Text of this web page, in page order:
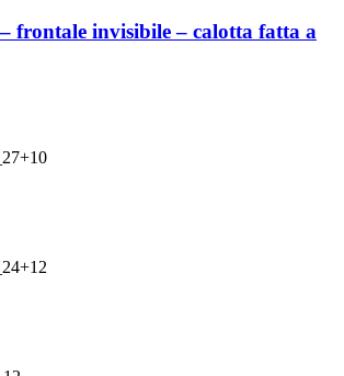
frontale invisibile – calotta fatta a